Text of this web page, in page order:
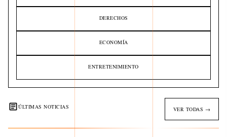
DERECHOS
ECONOMÍA
ENTRETENIMIENTO
ÚLTIMAS NOTICIAS VER TODAS →